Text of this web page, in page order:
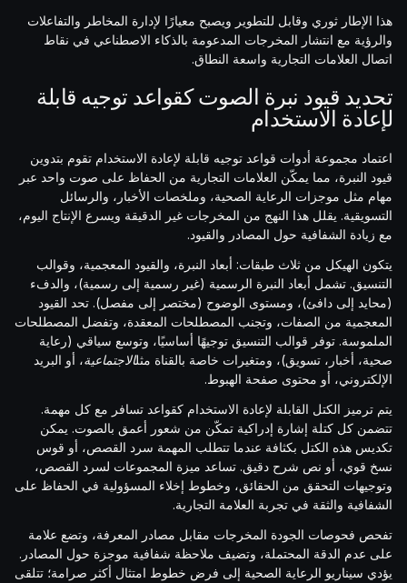
هذا الإطار ثوري وقابل للتطوير ويصبح معيارًا لإدارة المخاطر والتفاعلات
والرؤية مع انتشار المخرجات المدعومة بالذكاء الاصطناعي في نقاط
اتصال العلامات التجارية واسعة النطاق.
تحديد قيود نبرة الصوت كقواعد توجيه قابلة
لإعادة الاستخدام
اعتماد مجموعة أدوات قواعد توجيه قابلة لإعادة الاستخدام تقوم بتدوين
قيود النبرة، مما يمكّن العلامات التجارية من الحفاظ على صوت واحد عبر
مهام مثل موجزات الرعاية الصحية، وملخصات الأخبار، والرسائل
التسويقية. يقلل هذا النهج من المخرجات غير الدقيقة ويسرع الإنتاج اليوم،
مع زيادة الشفافية حول المصادر والقيود.
يتكون الهيكل من ثلاث طبقات: أبعاد النبرة، والقيود المعجمية، وقوالب
التنسيق. تشمل أبعاد النبرة الرسمية (غير رسمية إلى رسمية)، والدفء
(محايد إلى دافئ)، ومستوى الوضوح (مختصر إلى مفصل). تحد القيود
المعجمية من الصفات، وتجنب المصطلحات المعقدة، وتفضل المصطلحات
الملموسة. توفر قوالب التنسيق توجيهًا أساسيًا، وتوسع سياقي (رعاية
صحية، أخبار، تسويق)، ومتغيرات خاصة بالقناة مثلالاجتماعية، أو البريد
الإلكتروني، أو محتوى صفحة الهبوط.
يتم ترميز الكتل القابلة لإعادة الاستخدام كقواعد تسافر مع كل مهمة.
تتضمن كل كتلة إشارة إدراكية تمكّن من شعور أعمق بالصوت. يمكن
تكديس هذه الكتل بكثافة عندما تتطلب المهمة سرد القصص، أو قوس
نسخ قوي، أو نص شرح دقيق. تساعد ميزة المجموعات لسرد القصص،
وتوجيهات التحقق من الحقائق، وخطوط إخلاء المسؤولية في الحفاظ على
الشفافية والثقة في تجربة العلامة التجارية.
تفحص فحوصات الجودة المخرجات مقابل مصادر المعرفة، وتضع علامة
على عدم الدقة المحتملة، وتضيف ملاحظة شفافية موجزة حول المصادر.
يؤدي سيناريو الرعاية الصحية إلى فرض خطوط امتثال أكثر صرامة؛ تتلقى